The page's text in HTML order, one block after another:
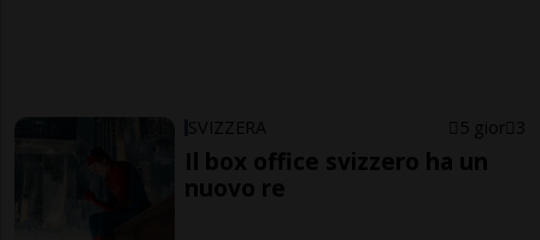
SVIZZERA 5 gior 3
Il box office svizzero ha un
nuovo re